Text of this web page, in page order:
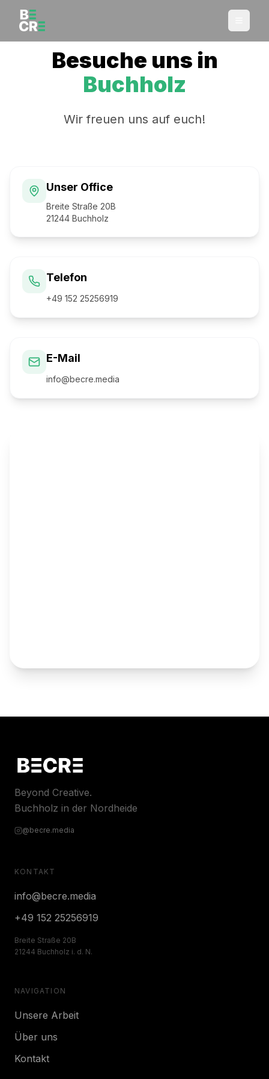
Besuche uns in
Buchholz
Wir freuen uns auf euch!
Unser Office
Breite Straße 20B
21244 Buchholz
Telefon
+49 152 25256919
E-Mail
info@becre.media
Beyond Creative.
Buchholz in der Nordheide
@becre.media
KONTAKT
info@becre.media
+49 152 25256919
Breite Straße 20B
21244 Buchholz i. d. N.
NAVIGATION
Unsere Arbeit
Über uns
Kontakt